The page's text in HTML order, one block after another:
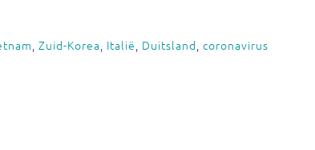
, Zuid-Korea, Italië, Duitsland, coronavirus